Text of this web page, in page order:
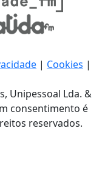
| Cookies |
Unipessoal Lda. &
consentimento é
reservados.